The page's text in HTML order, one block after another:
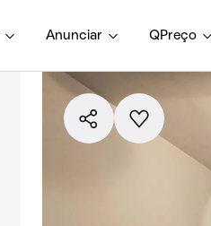
Anunciar QPreço